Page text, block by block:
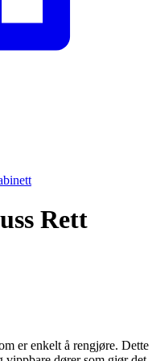
Rett
er enkelt å rengjøre. Dette